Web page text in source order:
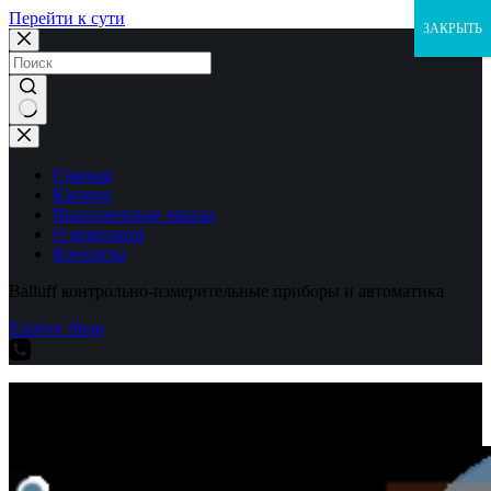
Перейти к сути
Ничего
не
найденоГлавная
Каталог
Выполненные заказы
О компании
Контакты
Balluff контрольно-измерительные приборы и автоматика
Explore Shop
ЗАКРЫТЬ